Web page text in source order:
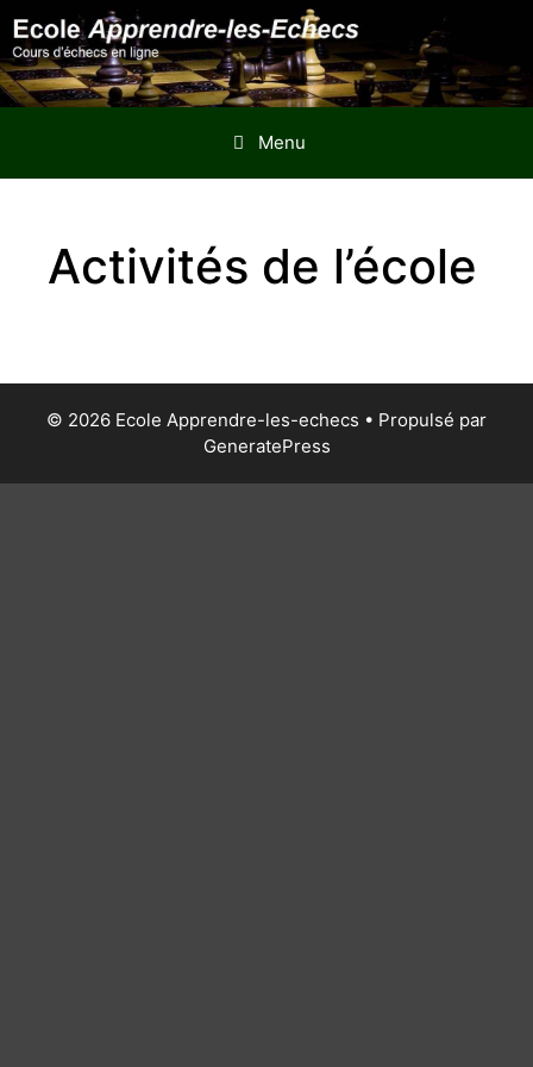
Aller
au
contenu
Menu
Activités de l’école
© 2026 Ecole Apprendre-les-echecs • Propulsé par
GeneratePress